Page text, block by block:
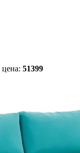
цена: 51399